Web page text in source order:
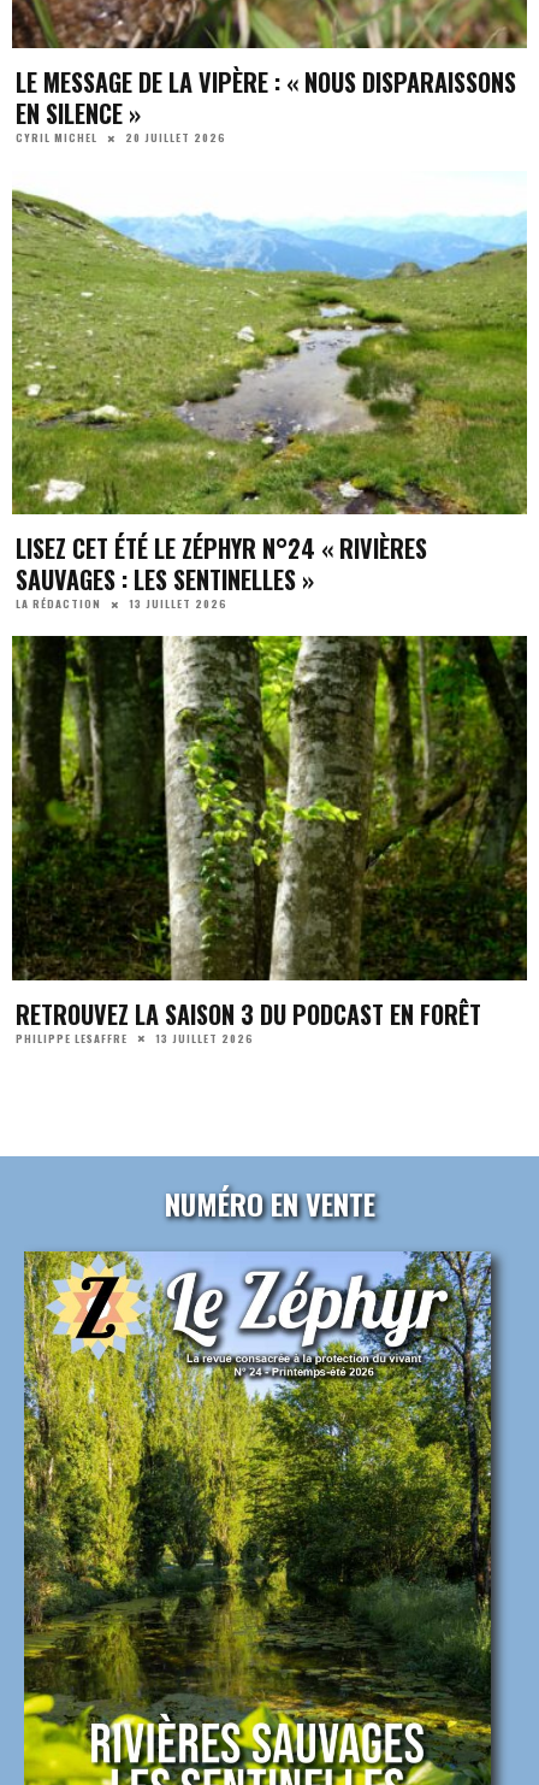
LE MESSAGE DE LA VIPÈRE : « NOUS DISPARAISSONS
EN SILENCE »
CYRIL MICHEL 20 JUILLET 2026
LISEZ CET ÉTÉ LE ZÉPHYR N°24 « RIVIÈRES
SAUVAGES : LES SENTINELLES »
LA RÉDACTION 13 JUILLET 2026
RETROUVEZ LA SAISON 3 DU PODCAST EN FORÊT
PHILIPPE LESAFFRE 13 JUILLET 2026
NUMÉRO EN VENTE